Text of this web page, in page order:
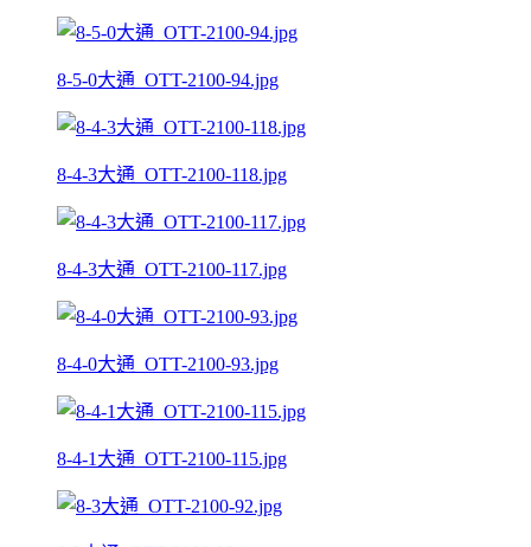
8-5-0大通_OTT-2100-94.jpg
8-4-3大通_OTT-2100-118.jpg
8-4-3大通_OTT-2100-117.jpg
8-4-0大通_OTT-2100-93.jpg
8-4-1大通_OTT-2100-115.jpg